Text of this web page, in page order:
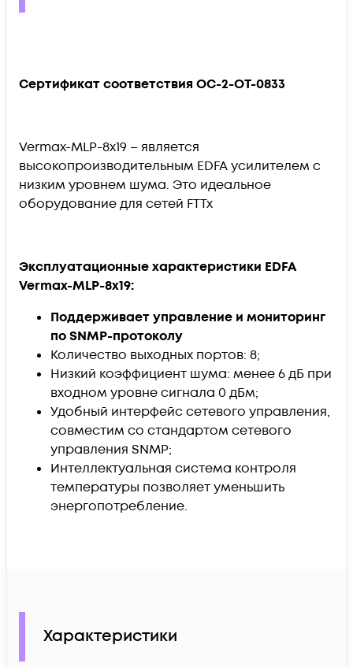
Сертификат соответствия OC-2-OT-0833
Vermax-MLP-8x19 – является
высокопроизводительным EDFA усилителем с
низким уровнем шума. Это идеальное
оборудование для сетей FTTx
Эксплуатационные характеристики EDFA
Vermax-MLP-8x19:
Поддерживает управление и мониторинг
по SNMP-протоколу
Количество выходных портов: 8;
Низкий коэффициент шума: менее 6 дБ при
входном уровне сигнала 0 дБм;
Удобный интерфейс сетевого управления,
совместим со стандартом сетевого
управления SNMP;
Интеллектуальная система контроля
температуры позволяет уменьшить
энергопотребление.
Характеристики